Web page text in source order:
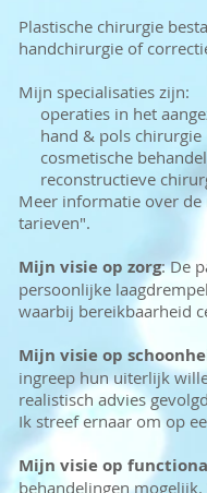
Plastische chirurgie
handchirurgie of
Mijn specialisaties zijn:
operaties in het
hand & pols chirurgie
cosmetische
reconstructieve
Meer informatie over
tarieven".
Mijn visie op zorg: De
persoonlijke
waarbij bereikbaarheid
Mijn visie op
ingreep hun uiterlijk
realistisch advies
Ik streef ernaar om op
Mijn visie op
behandelingen